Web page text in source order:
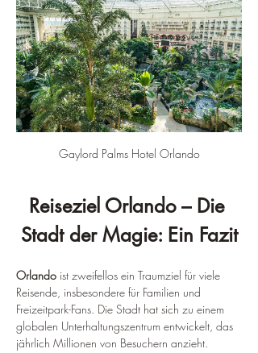
Gaylord Palms Hotel Orlando
Reiseziel Orlando – Die
Stadt der Magie: Ein Fazit
Orlando ist zweifellos ein Traumziel für viele
Reisende, insbesondere für Familien und
Freizeitpark-Fans. Die Stadt hat sich zu einem
globalen Unterhaltungszentrum entwickelt, das
jährlich Millionen von Besuchern anzieht.